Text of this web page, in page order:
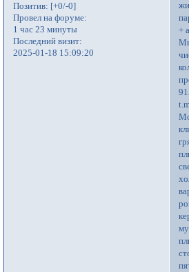
Позитив: [+0/-0]
Провел на форуме:
1 час 23 минуты
Последний визит:
2025-01-18 15:09:20
+